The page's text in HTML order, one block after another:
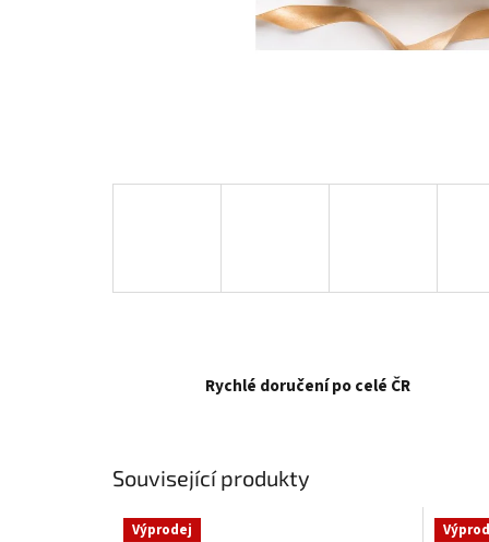
Rychlé doručení po celé ČR
Související produkty
Výprodej